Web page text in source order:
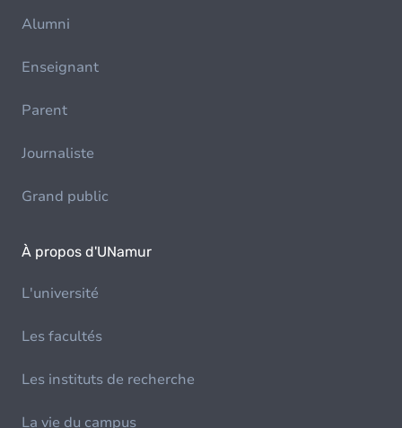
Alumni
Enseignant
Parent
Journaliste
Grand public
À propos d'UNamur
L'université
Les facultés
Les instituts de recherche
La vie du campus